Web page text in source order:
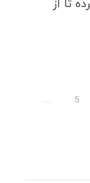
تا از
5
...